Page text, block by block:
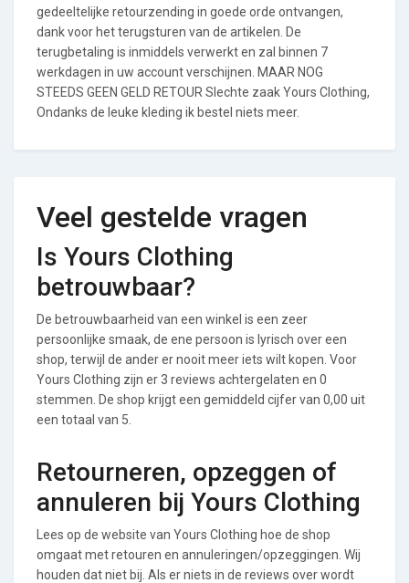
gedeeltelijke retourzending in goede orde ontvangen,
dank voor het terugsturen van de artikelen. De
terugbetaling is inmiddels verwerkt en zal binnen 7
werkdagen in uw account verschijnen. MAAR NOG
STEEDS GEEN GELD RETOUR Slechte zaak Yours Clothing,
Ondanks de leuke kleding ik bestel niets meer.
Veel gestelde vragen
Is Yours Clothing
betrouwbaar?
De betrouwbaarheid van een winkel is een zeer
persoonlijke smaak, de ene persoon is lyrisch over een
shop, terwijl de ander er nooit meer iets wilt kopen. Voor
Yours Clothing zijn er 3 reviews achtergelaten en 0
stemmen. De shop krijgt een gemiddeld cijfer van 0,00 uit
een totaal van 5.
Retourneren, opzeggen of
annuleren bij Yours Clothing
Lees op de website van Yours Clothing hoe de shop
omgaat met retouren en annuleringen/opzeggingen. Wij
houden dat niet bij. Als er niets in de reviews over wordt